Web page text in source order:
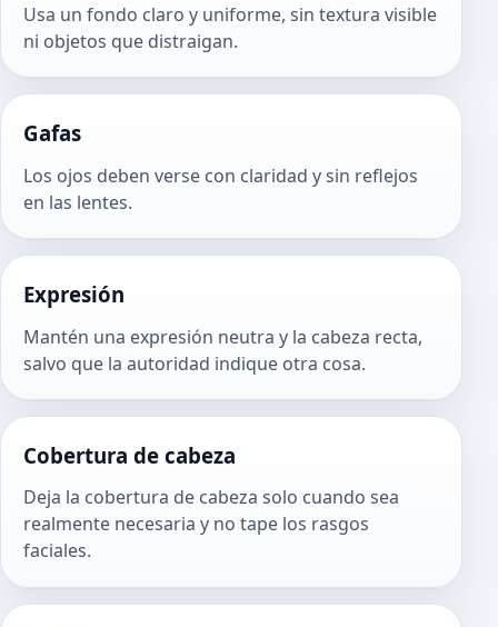
Usa un fondo claro y uniforme, sin textura visible
ni objetos que distraigan.
Gafas
Los ojos deben verse con claridad y sin reflejos
en las lentes.
Expresión
Mantén una expresión neutra y la cabeza recta,
salvo que la autoridad indique otra cosa.
Cobertura de cabeza
Deja la cobertura de cabeza solo cuando sea
realmente necesaria y no tape los rasgos
faciales.